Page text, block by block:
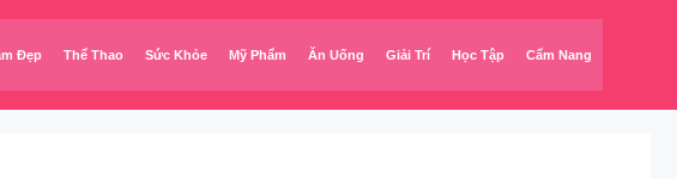
Đẹp Thể Thao Sức Khỏe Mỹ Phẩm Ăn Uống Giải Trí Học Tập Cẩm Nang